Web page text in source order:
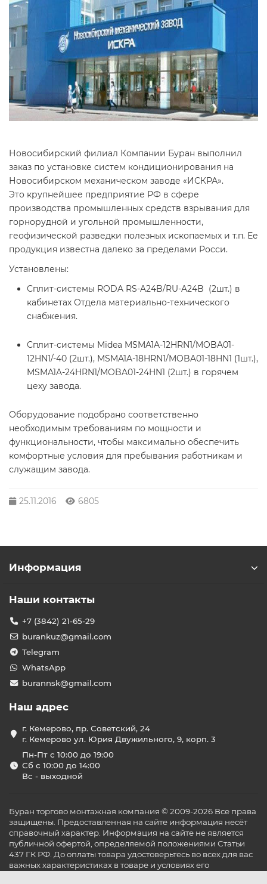
Новосибирский филиал Компании Буран выполнил
заказ по установке систем кондиционирования на
Новосибирском механическом заводе «ИСКРА».
Это крупнейшее предприятие РФ в сфере
производства промышленных средств взрывания для
горнорудной и угольной промышленности,
геофизической разведки полезных ископаемых и т.п. Ее
продукция известна далеко за пределами Росси.
Установлены:
Сплит-системы RODA RS-A24B/RU-A24B (2шт.) в
кабинетах Отдела материально-технического
снабжения.
Сплит-системы Midea MSMA1A-12HRN1/MOBA01-
12HN1/-40 (2шт.), MSMA1A-18HRN1/MOBA01-18HN1 (1шт.),
MSMA1A-24HRN1/MOBA01-24HN1 (2шт.) в горячем
цеху завода.
Оборудование подобрано соответственно
необходимым требованиям по мощности и
функциональности, чтобы максимально обеспечить
комфортные условия для пребывания работникам и
служащим завода.
25.11.2016 6805
Информация
Наши контакты
+7 (3842) 21-65-29
burankuz@gmail.com
Telegram
WhatsApp
burannsk@gmail.com
Наш адрес
г. Кемерово, пр. Советский, 24
г. Кемерово ул. Юрия Двужильного, 9, корп. 3
Пн-Пт с 10:00 до 19:00
Сб с 10:00 до 14:00
Вс - выходной
Буран торгово монтажная компания © 2009-2026 Все права
защищены. Предоставленная на сайте информация несёт
справочный характер. Информация на сайте не является
публичной офертой, определяемой положениями Статьи
437 ГК РФ. До оплаты товара удостоверьтесь во всех для вас
важных характеристиках в товаре и условиях его